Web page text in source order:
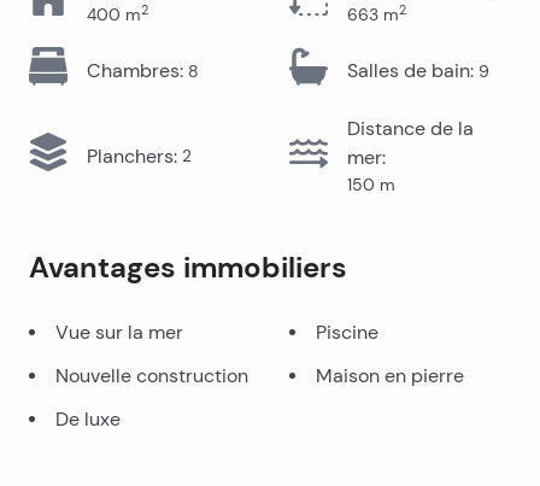
400 m2 663 m2
Chambres: 8 Salles de bain: 9
Planchers: 2
Distance de la
mer:
150 m
Avantages immobiliers
Vue sur la mer
Piscine
Nouvelle construction
Maison en pierre
De luxe